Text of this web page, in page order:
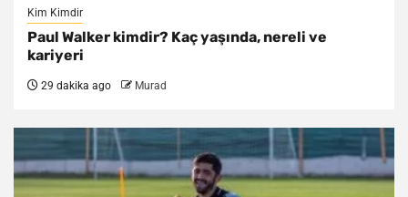
Kim Kimdir
Paul Walker kimdir? Kaç yaşında, nereli ve
kariyeri
29 dakika ago Murad